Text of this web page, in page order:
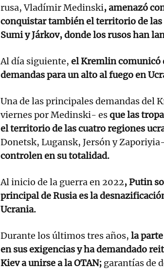
rusa, Vladímir Medinski, amenazó
conquistar también el territorio de
Sumi y Járkov, donde los rusos han
Al día siguiente, el Kremlin comunicó
demandas para un alto al fuego en
Una de las principales demandas del
viernes por Medinski- esque las
el territorio de las cuatro regiones
Donetsk, Lugansk, Jersón y
controlen en su totalidad.
Al inicio de la guerra en 2022, Putin
principal de Rusia es la
Ucrania.
Durante los últimos tres años, la
en sus exigencias y ha demandado
Kiev a unirse a la OTAN; garantías de